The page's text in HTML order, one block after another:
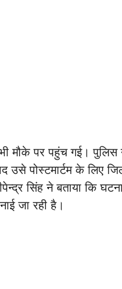
मौके पर पहुंच गई।
उसे पोस्टमार्टम के लिए
सिंह ने बताया कि
जा रही है।